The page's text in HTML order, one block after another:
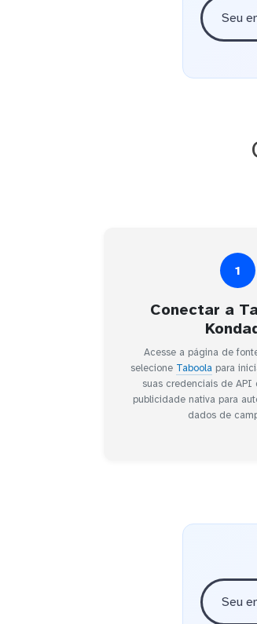
1
Conectar a
Acesse a página de
selecione Taboolapara
suas credenciais de API
publicidade nativa para
dados de